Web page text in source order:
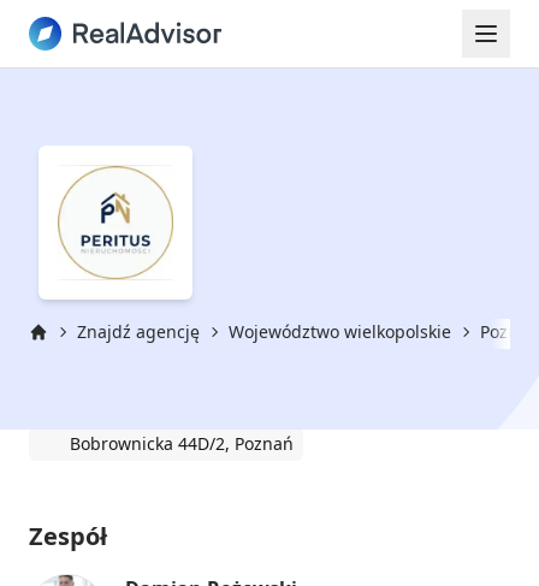
Znajdź agencję Województwo wielkopolskie Poznań
Bobrownicka 44D/2, Poznań
Zespół